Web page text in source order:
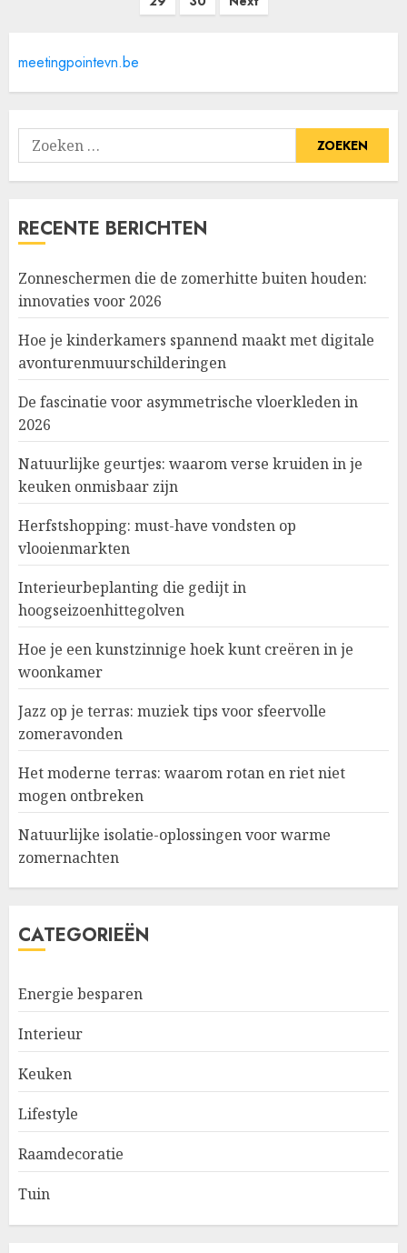
meetingpointevn.be
Zoeken
naar:
RECENTE BERICHTEN
Zonneschermen die de zomerhitte buiten houden:
innovaties voor 2026
Hoe je kinderkamers spannend maakt met digitale
avonturenmuurschilderingen
De fascinatie voor asymmetrische vloerkleden in
2026
Natuurlijke geurtjes: waarom verse kruiden in je
keuken onmisbaar zijn
Herfstshopping: must-have vondsten op
vlooienmarkten
Interieurbeplanting die gedijt in
hoogseizoenhittegolven
Hoe je een kunstzinnige hoek kunt creëren in je
woonkamer
Jazz op je terras: muziek tips voor sfeervolle
zomeravonden
Het moderne terras: waarom rotan en riet niet
mogen ontbreken
Natuurlijke isolatie-oplossingen voor warme
zomernachten
CATEGORIEËN
Energie besparen
Interieur
Keuken
Lifestyle
Raamdecoratie
Tuin